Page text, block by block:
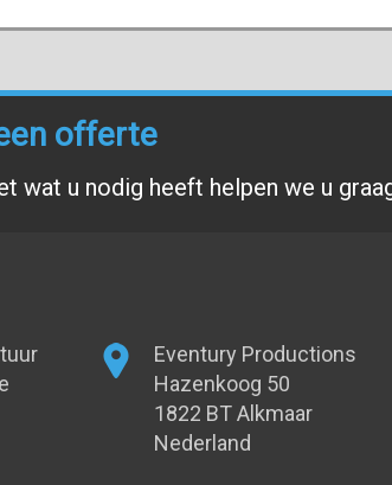
offerte
wat u nodig heeft helpen we u
Eventury Productions
Hazenkoog 50
1822 BT Alkmaar
Nederland